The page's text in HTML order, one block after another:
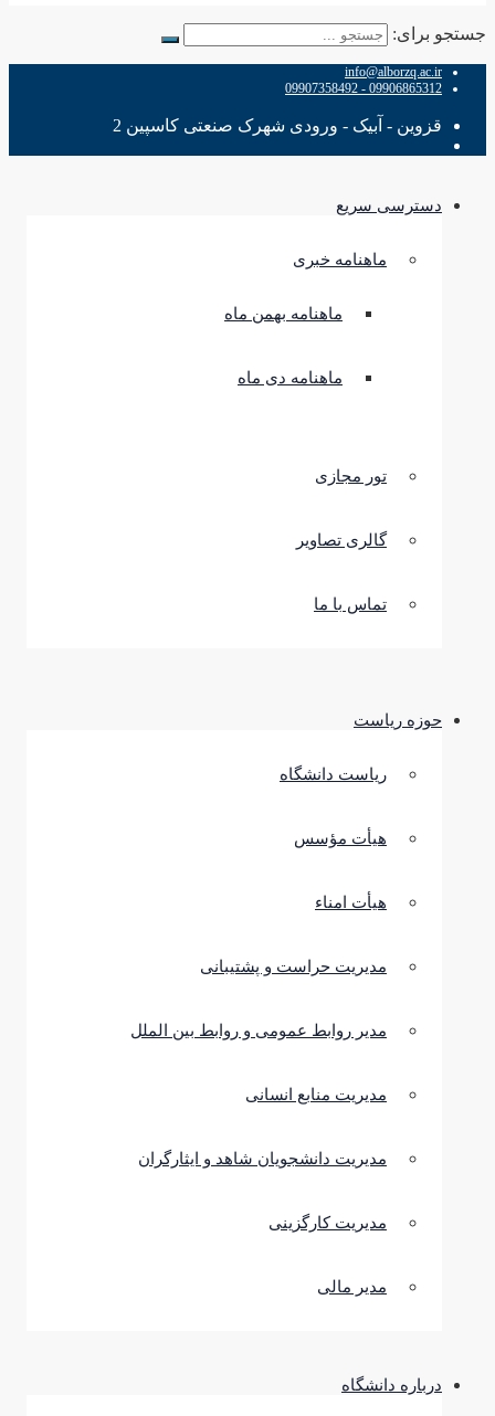
جستجو برای:
info@alborzq.ac.ir
09906865312 - 09907358492
قزوین - آبیک - ورودی شهرک صنعتی کاسپین 2
دسترسی سریع
ماهنامه خبری
ماهنامه بهمن ماه
ماهنامه دی ماه
تور مجازی
گالری تصاویر
تماس با ما
حوزه ریاست
ریاست دانشگاه
هیأت مؤسس
هیأت امناء
مدیریت حراست و پشتیبانی
مدیر روابط عمومی و روابط بین الملل
مدیریت منابع انسانی
مدیریت دانشجویان شاهد و ایثارگران
مدیریت کارگزینی
مدیر مالی
درباره دانشگاه